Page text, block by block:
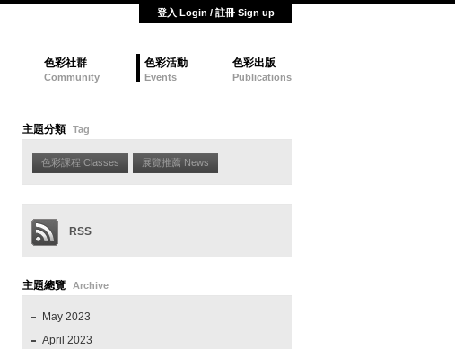
登入 Login / 註冊 Sign up
色彩社群
Community
色彩活動
Events
色彩出版
Publications
主題分類 Tag
色彩課程 Classes 展覽推薦 News
RSS
主題總覽 Archive
May 2023
April 2023